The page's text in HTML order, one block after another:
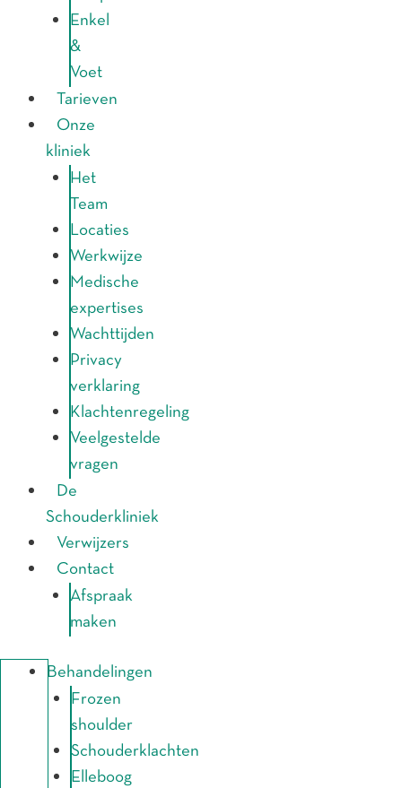
Enkel
&
Voet
Tarieven
Onze
kliniek
Het
Team
Locaties
Werkwijze
Medische
expertises
Wachttijden
Privacy
verklaring
Klachtenregeling
Veelgestelde
vragen
De
Schouderkliniek
Verwijzers
Contact
Afspraak
maken
Behandelingen
Frozen
shoulder
Schouderklachten
Elleboog